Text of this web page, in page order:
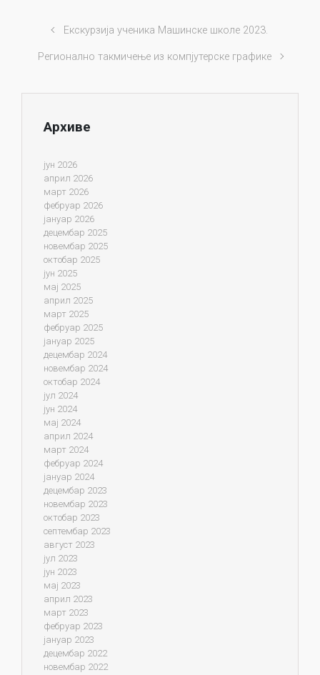
Екскурзија ученика Машинске школе 2023.
Регионално такмичење из компјутерске графике
Архиве
јун 2026
април 2026
март 2026
фебруар 2026
јануар 2026
децембар 2025
новембар 2025
октобар 2025
јун 2025
мај 2025
април 2025
март 2025
фебруар 2025
јануар 2025
децембар 2024
новембар 2024
октобар 2024
јул 2024
јун 2024
мај 2024
април 2024
март 2024
фебруар 2024
јануар 2024
децембар 2023
новембар 2023
октобар 2023
септембар 2023
август 2023
јул 2023
јун 2023
мај 2023
април 2023
март 2023
фебруар 2023
јануар 2023
децембар 2022
новембар 2022